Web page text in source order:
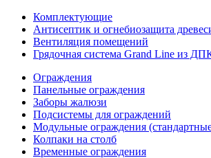
Комплектующие
Антисептик и огнебиозащита
Вентиляция помещений
Грядочная система Grand Line из
Ограждения
Панельные ограждения
Заборы жалюзи
Подсистемы для ограждений
Модульные ограждения
Колпаки на столб
Временные ограждения